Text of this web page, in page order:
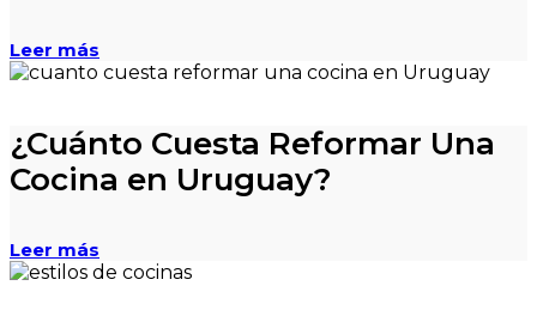
Leer más
¿Cuánto Cuesta Reformar Una
Cocina en Uruguay?
Leer más